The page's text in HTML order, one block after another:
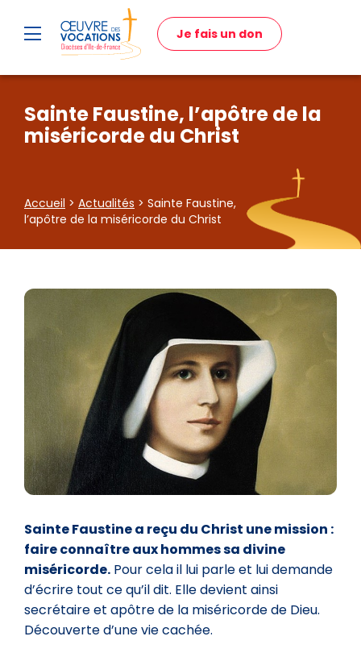
Je fais un don
Sainte Faustine, l’apôtre de la
miséricorde du Christ
Accueil > Actualités > Sainte Faustine,
l’apôtre de la miséricorde du Christ
Sainte Faustine a reçu du Christ une mission :
faire connaître aux hommes sa divine
miséricorde. Pour cela il lui parle et lui demande
d’écrire tout ce qu’il dit. Elle devient ainsi
secrétaire et apôtre de la miséricorde de Dieu.
Découverte d’une vie cachée.